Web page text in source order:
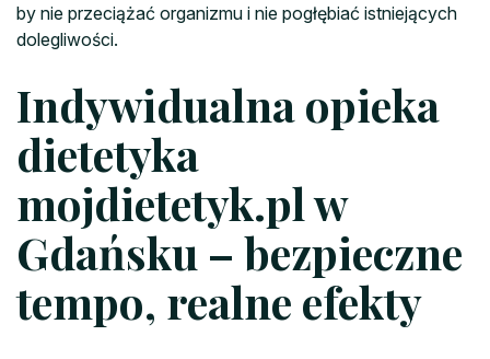
by nie przeciążać organizmu i nie pogłębiać istniejących
dolegliwości.
Indywidualna opieka
dietetyka
mojdietetyk.pl w
Gdańsku – bezpieczne
tempo, realne efekty